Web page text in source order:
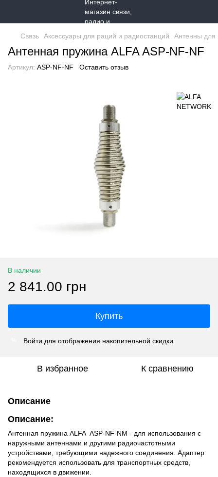
Связь Аксессуары для раций и радиостанций Антенны для
Антенная пружина ALFA ASP-NF-NF
Артикул: ASP-NF-NF Оставить отзыв
В наличии
2 841.00 грн
Купить
Войти для отображения накопительной скидки
В избранное К сравнению
Описание
Описание:
Антенная пружина ALFA ASP-NF-NM - для использования с
наружными антеннами и другими радиочастотными
устройствами, требующими надежного соединения. Адаптер
рекомендуется использовать для транспортных средств,
находящихся в движении.